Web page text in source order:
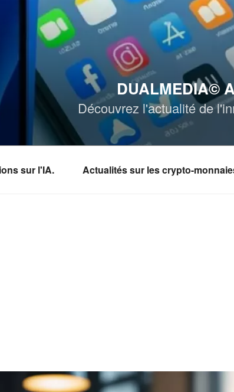
DUALMEDIA©
Découvrez l'actualité de
sur l'IA. Actualités sur les crypto-